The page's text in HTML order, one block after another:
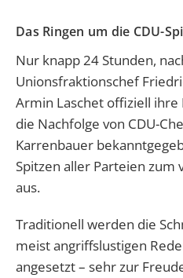
Das Ringen um die CDU-
Nur knapp 24 Stunden,
Unionsfraktionschef
Armin Laschet offiziell
die Nachfolge von CDU-
Karrenbauer
Spitzen aller Parteien zum
aus.
Traditionell werden die
meist angriffslustigen
angesetzt – sehr zur